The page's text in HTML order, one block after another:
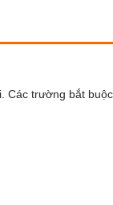
có thể tháo
và
70MAI
88.8mm
chế tầm
tháo lắp
Các trường bắt buộc